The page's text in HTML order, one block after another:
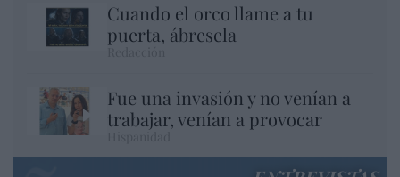
Cuando el orco llame a tu
puerta, ábresela
Fue una invasión y no venían a
trabajar, venían a provocar